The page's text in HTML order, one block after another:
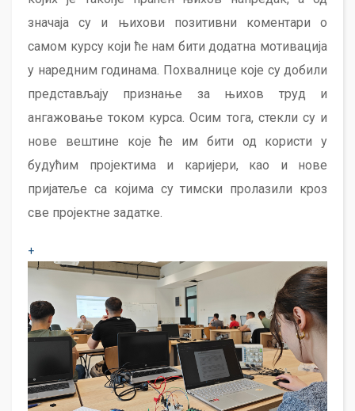
значаја су и њихови позитивни коментари о
самом курсу који ће нам бити додатна мотивација
у наредним годинама. Похвалнице које су добили
представљају признање за њихов труд и
ангажовање током курса. Осим тога, стекли су и
нове вештине које ће им бити од користи у
будућим пројектима и каријери, као и нове
пријатеље са којима су тимски пролазили кроз
све пројектне задатке.
+